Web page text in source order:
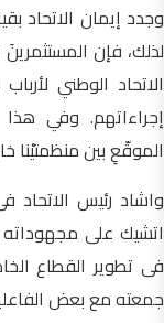
وجدد إيمان الاتحاد
لذلك، فإن
الاتحاد الوطني
إجراءاتهم. وفي هذا
الموقّعِ بين منظمتيْنا
واشاد رئيس الاتحاد
اتشيك على مجهوداته
فى تطوير القطاع
جمعته مع بعض